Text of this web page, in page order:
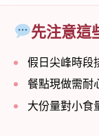
先注意這
假日尖峰時段
餐點現做需耐
大份量對小食